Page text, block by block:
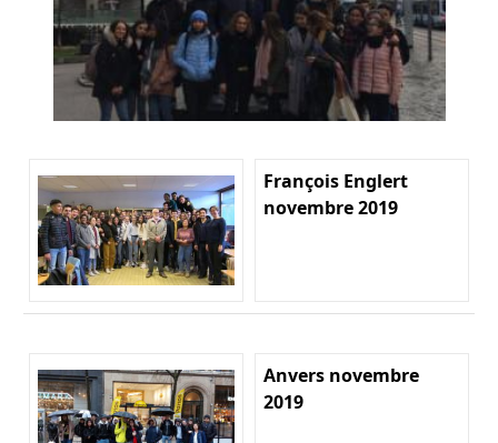
François Englert
novembre 2019
Anvers novembre
2019